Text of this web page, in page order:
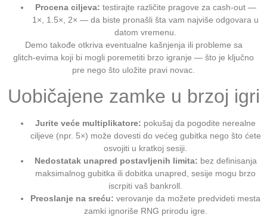
Procena ciljeva: testirajte različite pragove za cash‑out —
1×, 1.5×, 2× — da biste pronašli šta vam najviše odgovara u
datom vremenu.
Demo takođe otkriva eventualne kašnjenja ili probleme sa
glitch‑evima koji bi mogli poremetiti brzo igranje — što je ključno
pre nego što uložite pravi novac.
Uobičajene zamke u brzoj igri
Jurite veće multiplikatore: pokušaj da pogodite nerealne
ciljeve (npr. 5×) može dovesti do većeg gubitka nego što ćete
osvojiti u kratkoj sesiji.
Nedostatak unapred postavljenih limita: bez definisanja
maksimalnog gubitka ili dobitka unapred, sesije mogu brzo
iscrpiti vaš bankroll.
Preoslanje na sreću: verovanje da možete predvideti mesta
zamki ignoriše RNG prirodu igre.